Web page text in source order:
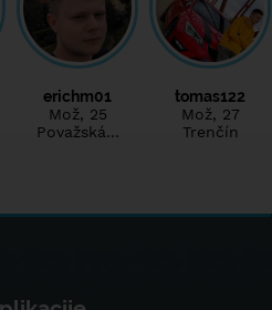
erichm01
Mož, 25
Považská…
tomas122
Mož, 27
Trenčín